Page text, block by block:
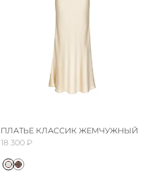
ПЛАТЬЕ КЛАССИК ЖЕМЧУЖНЫЙ
18 300 ₽